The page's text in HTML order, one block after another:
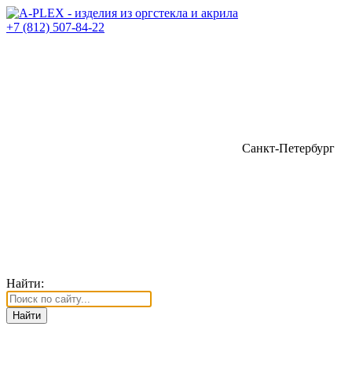
+7 (812) 507-84-22
Санкт-Петербург
Найти: